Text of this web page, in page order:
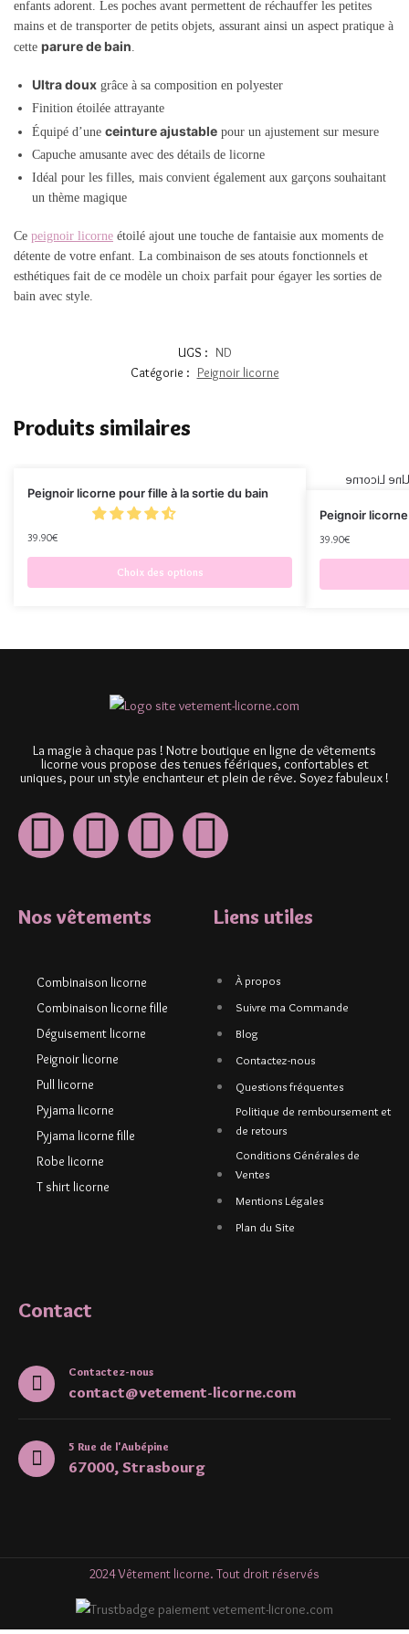
enfants adorent. Les poches avant permettent de réchauffer les petites
mains et de transporter de petits objets, assurant ainsi un aspect pratique à
cette parure de bain
Ultra doux grâce à sa composition en polyester
Finition étoilée attrayante
Équipé d’une ceinture ajustable pour un ajustement sur mesure
Capuche amusante avec des détails de licorne
Idéal pour les filles, mais convient également aux garçons souhaitant
un thème magique
Ce peignoir licorne étoilé ajout une touche de fantaisie aux moments de
détente de votre enfant. La combinaison de ses atouts fonctionnels et
esthétiques fait de ce modèle un choix parfait pour égayer les sorties de
bain avec style.
UGS : ND
Catégorie : Peignoir licorne
Produits similaires
Peignoir licorne pour fille à la sortie du bain
39.90€
Choix des options
Peignoir
39.90€
La magie à chaque pas ! Notre boutique en ligne de vêtements
licorne vous propose des tenues féériques, confortables et
uniques, pour un style enchanteur et plein de rêve. Soyez fabuleux !
Nos vêtements
Combinaison licorne
Combinaison licorne fille
Déguisement licorne
Peignoir licorne
Pull licorne
Pyjama licorne
Pyjama licorne fille
Robe licorne
T shirt licorne
Liens utiles
À propos
Suivre ma Commande
Blog
Contactez-nous
Questions fréquentes
Politique de remboursement et
de retours
Conditions Générales de
Ventes
Mentions Légales
Plan du Site
Contact
Contactez-nous
contact@vetement-licorne.com
5 Rue de l'Aubépine
67000, Strasbourg
2024 Vêtement licorne. Tout droit réservés